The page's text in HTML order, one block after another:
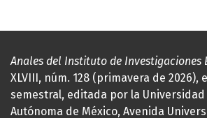
Anales del Instituto de Investigaciones
XLVIII, núm. 128 (primavera de 2026),
semestral, editada por la
Autónoma de México, Avenida